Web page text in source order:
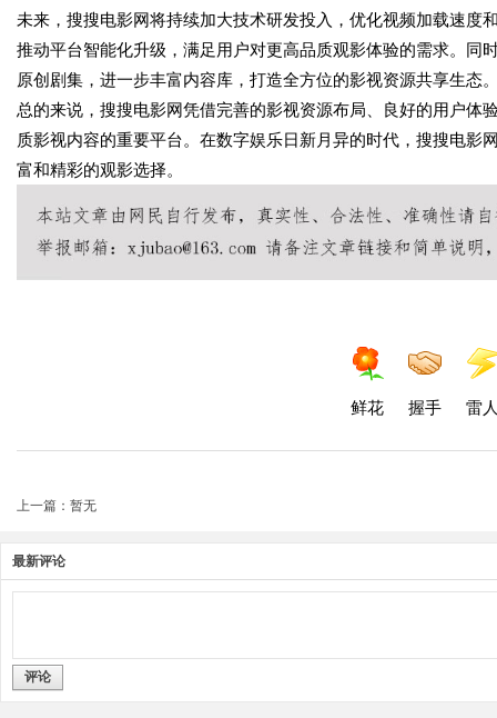
未来，搜搜电影网将持续加大技术研发投入，优化视频加载速度
推动平台智能化升级，满足用户对更高品质观影体验的需求。同
原创剧集，进一步丰富内容库，打造全方位的影视资源共享生态
总的来说，搜搜电影网凭借完善的影视资源布局、良好的用户
质影视内容的重要平台。在数字娱乐日新月异的时代，搜搜电
富和精彩的观影选择。
鲜花 握手 雷
上一篇：暂无
最新评论
评论